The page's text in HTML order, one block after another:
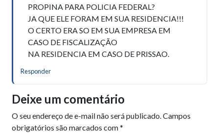
PROPINA PARA POLICIA FEDERAL?
JA QUE ELE FORAM EM SUA RESIDENCIA!!!
O CERTO ERA SO EM SUA EMPRESA EM
CASO DE FISCALIZAÇÃO
NA RESIDENCIA EM CASO DE PRISSAO.
Responder
Deixe um comentário
O seu endereço de e-mail não será publicado. Campos
obrigatórios são marcados com*